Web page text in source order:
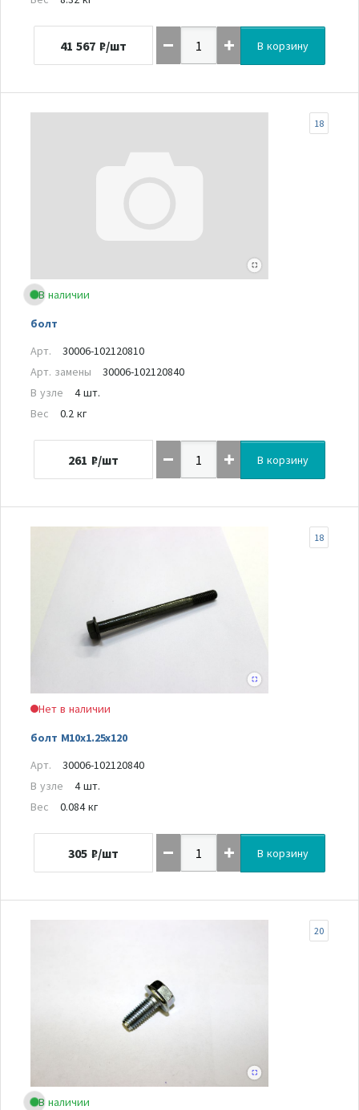
41 567 ₽/шт В корзину
В наличии
болт
18
Арт.
30006-102120810
Арт. замены
30006-102120840
В узле
4 шт.
Вес
0.2 кг
261 ₽/шт В корзину
Нет в наличии
болт M10x1.25x120
18
Арт.
30006-102120840
В узле
4 шт.
Вес
0.084 кг
305 ₽/шт В корзину
В наличии
20